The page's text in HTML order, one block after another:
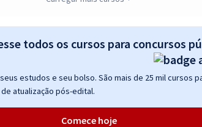
Economize R$ 99,98
(-20%)
– Matemática
ou 12x de R$33,33
(-20%)
todos os cursos para concursos
estudos e seu bolso. São mais de 25 mil cursos
atualização pós-edital.
Comece hoje